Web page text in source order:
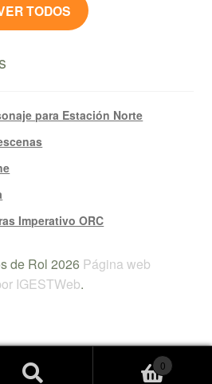
TODOS
para Estación Norte
Imperativo ORC
0
de Rol 2026 Página web
IGESTWeb.